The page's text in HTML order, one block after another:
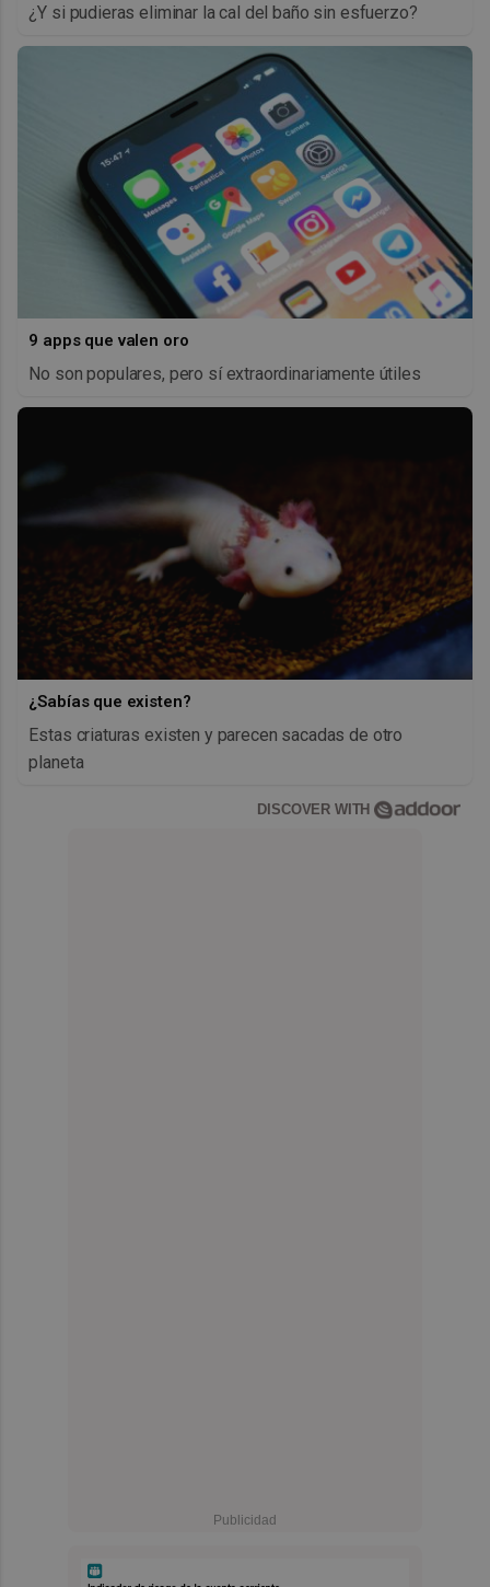
¿Y si pudieras eliminar la cal del baño sin esfuerzo?
9 apps que valen oro
No son populares, pero sí extraordinariamente útiles
¿Sabías que existen?
Estas criaturas existen y parecen sacadas de otro
planeta
DISCOVER WITH